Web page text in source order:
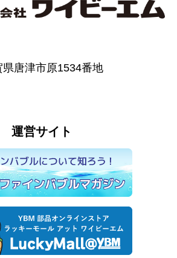
唐津市原1534番地
運営サイト